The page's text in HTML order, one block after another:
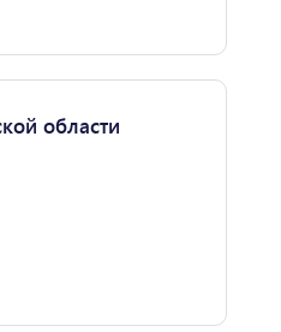
≥ 50 % бюджета проекта,
период до 3 лет
% от суммы займа в год
инжиниринг —
расходы
области
займы на срок
программ «Проекты
средства) на 30%